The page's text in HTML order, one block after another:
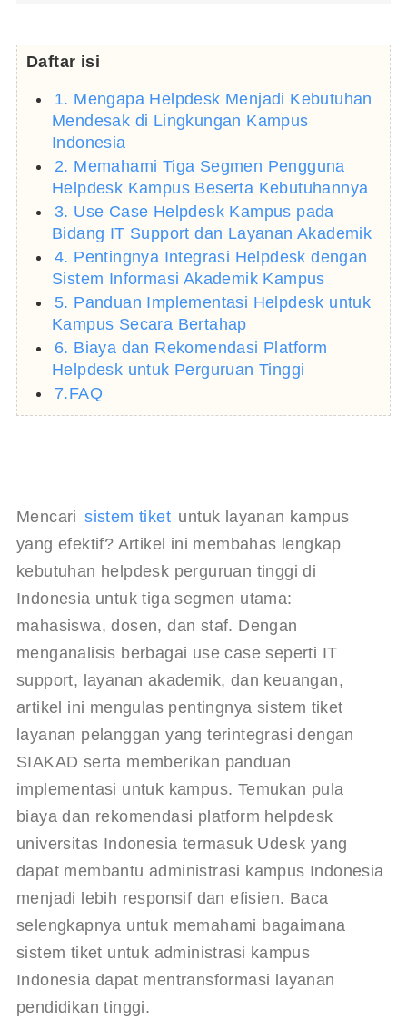
Daftar isi
1. Mengapa Helpdesk Menjadi Kebutuhan
Mendesak di Lingkungan Kampus
Indonesia
2. Memahami Tiga Segmen Pengguna
Helpdesk Kampus Beserta Kebutuhannya
3. Use Case Helpdesk Kampus pada
Bidang IT Support dan Layanan Akademik
4. Pentingnya Integrasi Helpdesk dengan
Sistem Informasi Akademik Kampus
5. Panduan Implementasi Helpdesk untuk
Kampus Secara Bertahap
6. Biaya dan Rekomendasi Platform
Helpdesk untuk Perguruan Tinggi
7.FAQ
Mencari sistem tiket untuk layanan kampus
yang efektif? Artikel ini membahas lengkap
kebutuhan helpdesk perguruan tinggi di
Indonesia untuk tiga segmen utama:
mahasiswa, dosen, dan staf. Dengan
menganalisis berbagai use case seperti IT
support, layanan akademik, dan keuangan,
artikel ini mengulas pentingnya sistem tiket
layanan pelanggan yang terintegrasi dengan
SIAKAD serta memberikan panduan
implementasi untuk kampus. Temukan pula
biaya dan rekomendasi platform helpdesk
universitas Indonesia termasuk Udesk yang
dapat membantu administrasi kampus Indonesia
menjadi lebih responsif dan efisien. Baca
selengkapnya untuk memahami bagaimana
sistem tiket untuk administrasi kampus
Indonesia dapat mentransformasi layanan
pendidikan tinggi.